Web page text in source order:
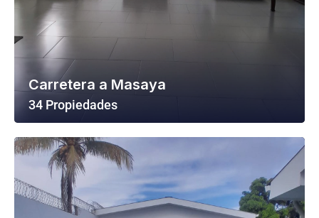
Carretera a Masaya
34 Propiedades
Ver Todas Las Propiedades